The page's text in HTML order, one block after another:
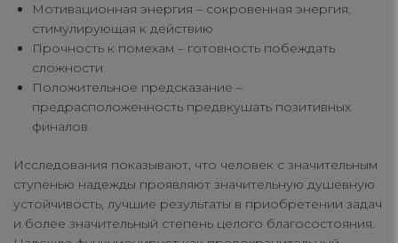
Мотивационная энергия – сокровенная энергия,
стимулирующая к действию
Прочность к помехам – готовность побеждать
сложности
Положительное предсказание –
предрасположенность предвкушать позитивных
финалов
Исследования показывают, что человек с значительным
ступенью надежды проявляют значительную душевную
устойчивость, лучшие результаты в приобретении задач
и более значительный степень целого благосостояния.